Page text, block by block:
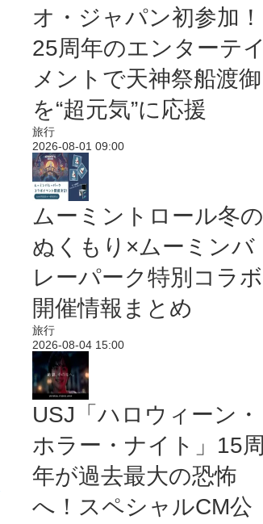
オ・ジャパン初参加！
25周年のエンターテイ
メントで天神祭船渡御
を“超元気”に応援
旅行
2026-08-01 09:00
ムーミントロール冬の
ぬくもり×ムーミンバ
レーパーク特別コラボ
開催情報まとめ
旅行
2026-08-04 15:00
USJ「ハロウィーン・
ホラー・ナイト」15周
年が過去最大の恐怖
へ！スペシャルCM公